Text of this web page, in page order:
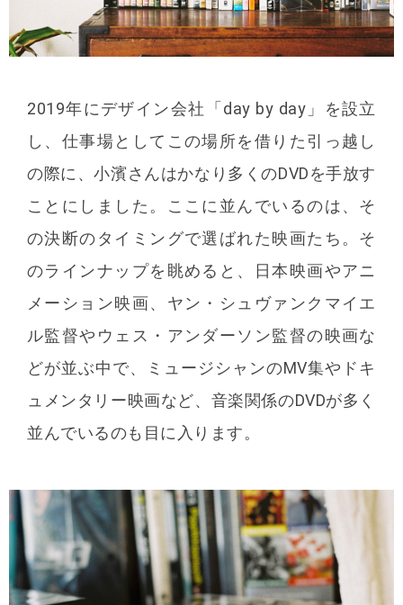
2019年にデザイン会社「day by day」を設立
し、仕事場としてこの場所を借りた引っ越し
の際に、小濱さんはかなり多くのDVDを手放す
ことにしました。ここに並んでいるのは、そ
の決断のタイミングで選ばれた映画たち。そ
のラインナップを眺めると、日本映画やアニ
メーション映画、ヤン・シュヴァンクマイエ
ル監督やウェス・アンダーソン監督の映画な
どが並ぶ中で、ミュージシャンのMV集やドキ
ュメンタリー映画など、音楽関係のDVDが多く
並んでいるのも目に入ります。